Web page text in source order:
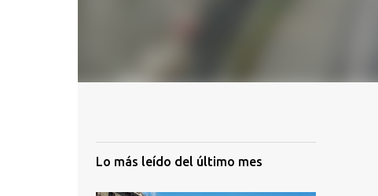
Lo más leído del último mes